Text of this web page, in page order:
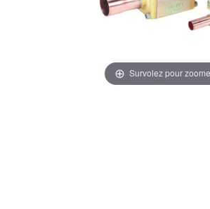
Survolez pour